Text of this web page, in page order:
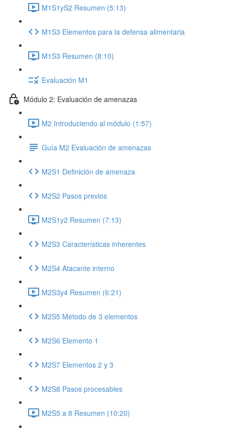
M1S1yS2 Resumen (5:13)
M1S3 Elementos para la defensa alimentaria
M1S3 Resumen (8:10)
Evaluación M1
Módulo 2: Evaluación de amenazas
M2 Introduciendo al módulo (1:57)
Guía M2 Evaluación de amenazas
M2S1 Definición de amenaza
M2S2 Pasos previos
M2S1y2 Resumen (7:13)
M2S3 Características inherentes
M2S4 Atacante interno
M2S3y4 Resumen (6:21)
M2S5 Método de 3 elementos
M2S6 Elemento 1
M2S7 Elementos 2 y 3
M2S8 Pasos procesables
M2S5 a 8 Resumen (10:20)